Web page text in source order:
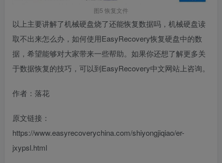
图5 恢复文件
以上主要讲解了机械硬盘烧了还能恢复数据吗，机械硬盘读
取不出来怎么办，如何使用EasyRecovery恢复硬盘中的数
据，希望能够对大家带来一些帮助。如果你还想了解更多关
于数据恢复的技巧，可以到EasyRecovery中文网站上咨询。
作者：落花
原文链接：
https://www.easyrecoverychina.com/shiyongjiqiao/er-
jxypsl.html